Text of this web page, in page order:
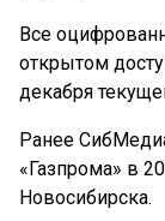
Все
открытом
декабря
Ранее
«Газпрома» в
Новосибирска.